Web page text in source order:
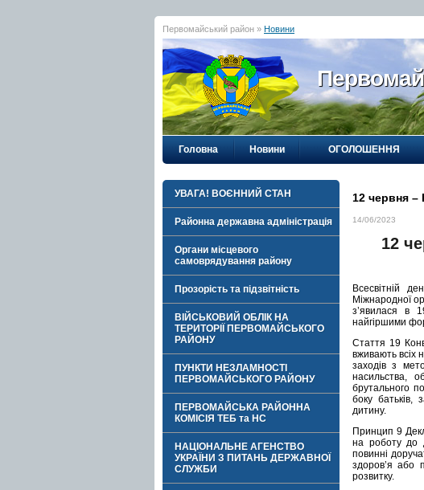
Первомайський район » Новини
Головна Новини ОГОЛОШЕННЯ
УВАГА! ВОЄННИЙ СТАН
Районна державна адміністрація
Органи місцевого
самоврядування району
Прозорість та підзвітність
ВІЙСЬКОВИЙ ОБЛІК НА
ТЕРИТОРІЇ ПЕРВОМАЙСЬКОГО
РАЙОНУ
ПУНКТИ НЕЗЛАМНОСТІ
ПЕРВОМАЙСЬКОГО РАЙОНУ
ПЕРВОМАЙСЬКА РАЙОННА
КОМІСІЯ ТЕБ та НС
НАЦІОНАЛЬНЕ АГЕНСТВО
УКРАЇНИ З ПИТАНЬ ДЕРЖАВНОЇ
СЛУЖБИ
12 червня –
14/06/2023
12
Всесвітній
Міжнародної
з’явилася в
найгіршими
Стаття 19
вживають всіх
заходів з
насильства,
брутального
боку батьків,
дитину.
Принцип 9
на роботу до
повинні
здоров’я або
розвитку.